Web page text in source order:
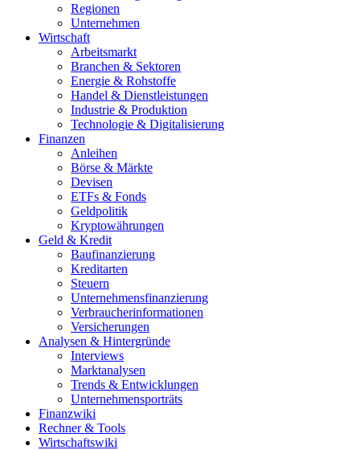
Regionen
Unternehmen
Wirtschaft
Arbeitsmarkt
Branchen & Sektoren
Energie & Rohstoffe
Handel & Dienstleistungen
Industrie & Produktion
Technologie & Digitalisierung
Finanzen
Anleihen
Börse & Märkte
Devisen
ETFs & Fonds
Geldpolitik
Kryptowährungen
Geld & Kredit
Baufinanzierung
Kreditarten
Steuern
Unternehmensfinanzierung
Verbraucherinformationen
Versicherungen
Analysen & Hintergründe
Interviews
Marktanalysen
Trends & Entwicklungen
Unternehmensporträts
Finanzwiki
Rechner & Tools
Wirtschaftswiki